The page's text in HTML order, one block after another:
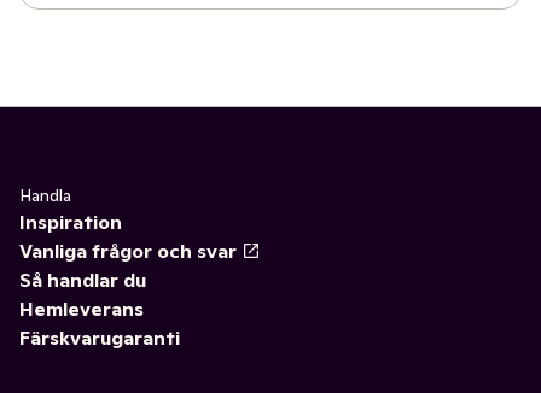
Handla
Inspiration
Vanliga frågor och svar
Så handlar du
Hemleverans
Färskvarugaranti